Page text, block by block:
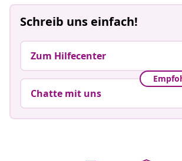
Schreib uns einfach!
Zum Hilfecenter
Chatte mit uns